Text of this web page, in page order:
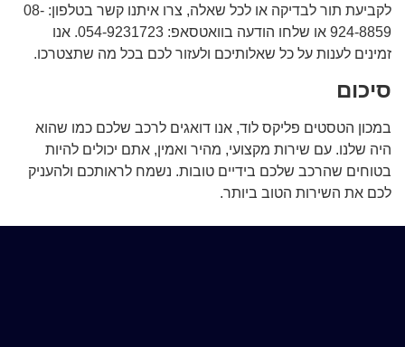
לקביעת תור לבדיקה או לכל שאלה, צרו איתנו קשר בטלפון: 08-
924-8859 או שלחו הודעה בוואטסאפ: 054-9231723. אנו
זמינים לענות על כל שאלותיכם ולעזור לכם בכל מה שתצטרכו.
סיכום
במכון הטסטים פליקס לוד, אנו דואגים לרכב שלכם כמו שהוא
היה שלנו. עם שירות מקצועי, מהיר ואמין, אתם יכולים להיות
בטוחים שהרכב שלכם בידיים טובות. נשמח לראותכם ולהעניק
לכם את השירות הטוב ביותר.